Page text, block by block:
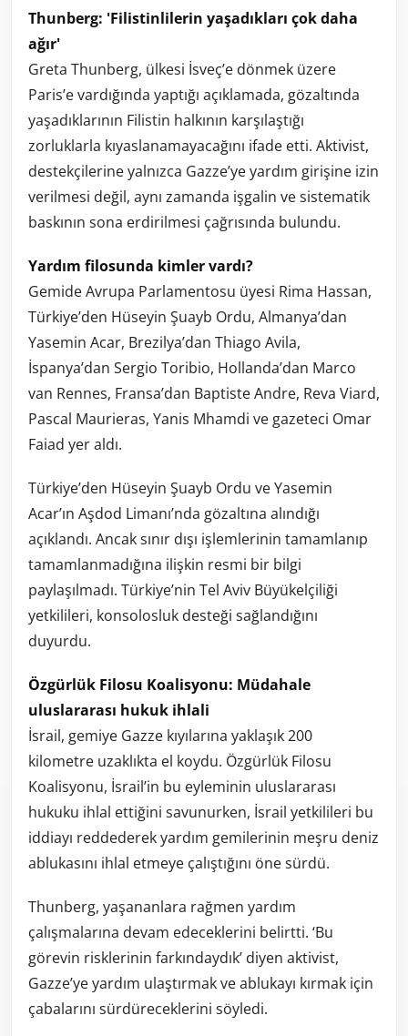
Thunberg: 'Filistinlilerin yaşadıkları çok daha
ağır'
Greta Thunberg, ülkesi İsveç’e dönmek üzere
Paris’e vardığında yaptığı açıklamada, gözaltında
yaşadıklarının Filistin halkının karşılaştığı
zorluklarla kıyaslanamayacağını ifade etti. Aktivist,
destekçilerine yalnızca Gazze’ye yardım girişine izin
verilmesi değil, aynı zamanda işgalin ve sistematik
baskının sona erdirilmesi çağrısında bulundu.
Yardım filosunda kimler vardı?
Gemide Avrupa Parlamentosu üyesi Rima Hassan,
Türkiye’den Hüseyin Şuayb Ordu, Almanya’dan
Yasemin Acar, Brezilya’dan Thiago Avila,
İspanya’dan Sergio Toribio, Hollanda’dan Marco
van Rennes, Fransa’dan Baptiste Andre, Reva Viard,
Pascal Maurieras, Yanis Mhamdi ve gazeteci Omar
Faiad yer aldı.
Türkiye’den Hüseyin Şuayb Ordu ve Yasemin
Acar’ın Aşdod Limanı’nda gözaltına alındığı
açıklandı. Ancak sınır dışı işlemlerinin tamamlanıp
tamamlanmadığına ilişkin resmi bir bilgi
paylaşılmadı. Türkiye’nin Tel Aviv Büyükelçiliği
yetkilileri, konsolosluk desteği sağlandığını
duyurdu.
Özgürlük Filosu Koalisyonu: Müdahale
uluslararası hukuk ihlali
İsrail, gemiye Gazze kıyılarına yaklaşık 200
kilometre uzaklıkta el koydu. Özgürlük Filosu
Koalisyonu, İsrail’in bu eyleminin uluslararası
hukuku ihlal ettiğini savunurken, İsrail yetkilileri bu
iddiayı reddederek yardım gemilerinin meşru deniz
ablukasını ihlal etmeye çalıştığını öne sürdü.
Thunberg, yaşananlara rağmen yardım
çalışmalarına devam edeceklerini belirtti. ‘Bu
görevin risklerinin farkındaydık’ diyen aktivist,
Gazze’ye yardım ulaştırmak ve ablukayı kırmak için
çabalarını sürdüreceklerini söyledi.